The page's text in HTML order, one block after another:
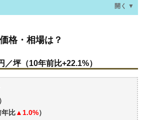
開く ▼
11万円／坪（10年前比+22.1%）
しよう
去の売買事例
人口予想から検討しよう
格・相場は？
坪（10年前比+22.1%）
年比▲1.0%）